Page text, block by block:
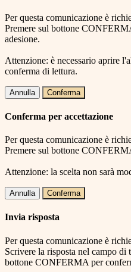
Per questa comunicazione è
Premere sul bottone
adesione.
Attenzione: è necessario aprire
conferma di lettura.
Annulla Conferma
Conferma per accettazione
Per questa comunicazione è
Premere sul bottone
Attenzione: la scelta non sarà
Annulla Conferma
Invia risposta
Per questa comunicazione è
Scrivere la risposta nel campo di
bottone CONFERMA per